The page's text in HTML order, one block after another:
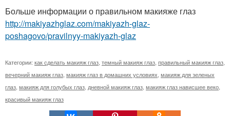
Больше информации о правильном макияже глаз
http://makiyazhglaz.com/makiyazh-glaz-
poshagovo/pravilnyy-makiyazh-glaz
Категории: как сделать макияж глаз темный макияж глаз правильный макияж глаз
вечерний макияж глаз макияж глаз в домашних условиях макияж для зеленых
глаз макияж для голубых глаз дневной макияж глаз макияж глаз нависшее веко
красивый макияж глаз